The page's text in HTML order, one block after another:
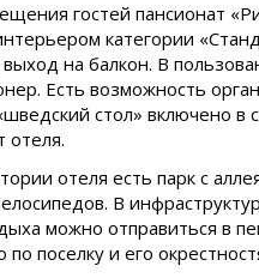
гостей пансионат
категории
на балкон. В
Есть возможность
стол» включено в
отеля.
отеля есть парк с
В
можно отправиться в
по поселку и его